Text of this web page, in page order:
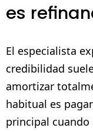
es
El especialista
credibilidad
amortizar
habitual es
principal cuando